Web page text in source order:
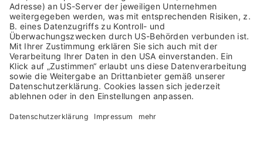
>Template: Reisekostenabrechnung
>Template: Digitale Personalakte
Unser Digitalisierungs-Team ist gerne für Sie da!
Das Nösse Consulting Team setzt sich aus erfahrenen
Projektmanagern und Softwareentwicklern zusammen.